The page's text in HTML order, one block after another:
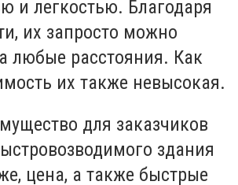
и легкостью. Благодаря
их запросто можно
любые расстояния. Как
их также невысокая.
для заказчиков
здания
цена, а также быстрые